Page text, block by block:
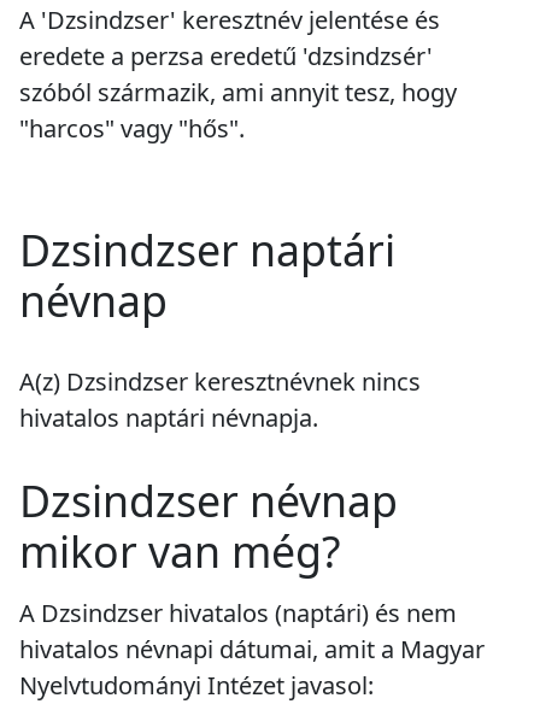
A 'Dzsindzser' keresztnév jelentése és
eredete a perzsa eredetű 'dzsindzsér'
szóból származik, ami annyit tesz, hogy
"harcos" vagy "hős".
Dzsindzser naptári
névnap
A(z) Dzsindzser keresztnévnek nincs
hivatalos naptári névnapja.
Dzsindzser névnap
mikor van még?
A Dzsindzser hivatalos (naptári) és nem
hivatalos névnapi dátumai, amit a Magyar
Nyelvtudományi Intézet javasol: